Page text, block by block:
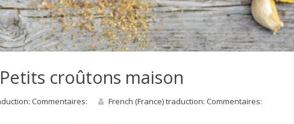
Petits croûtons maison
Commentaires: French (France) traduction: Commentaires: